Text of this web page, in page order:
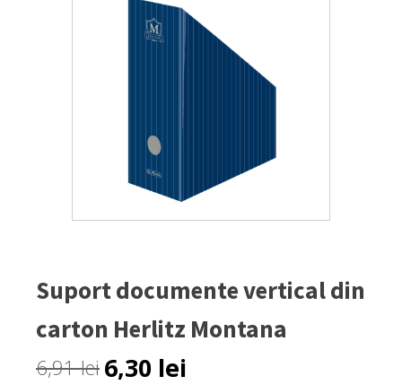
Suport documente vertical din
carton Herlitz Montana
6,91lei 6,30 lei